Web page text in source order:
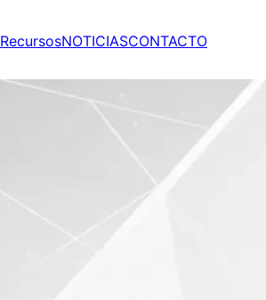
RecursosNOTICIASCONTACTO